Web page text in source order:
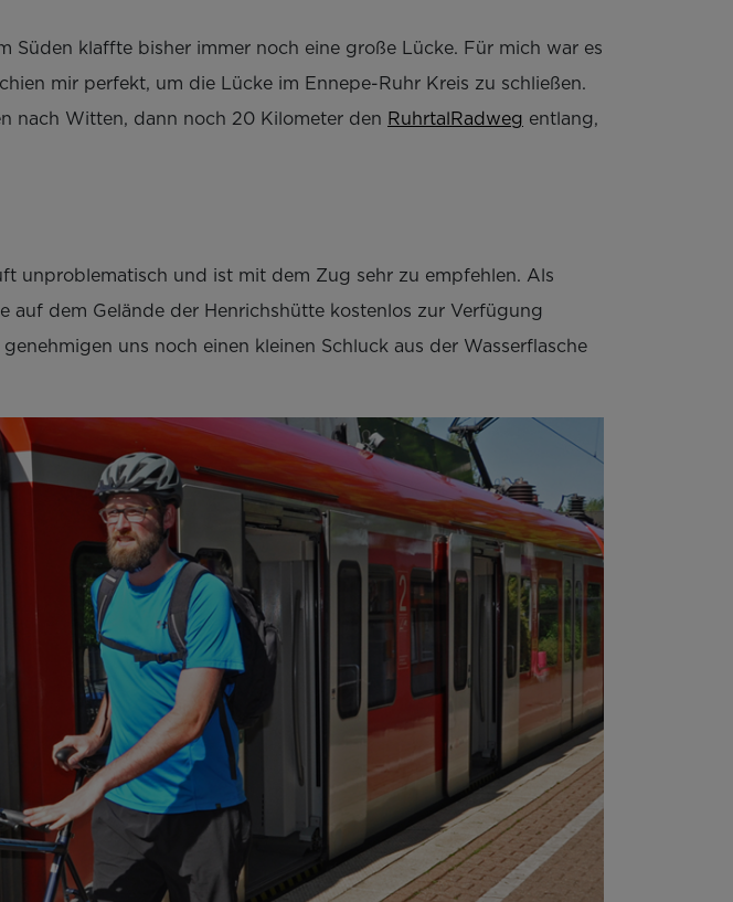
Süden klaffte bisher immer noch eine große Lücke. Für mich war es
mir perfekt, um die Lücke im Ennepe-Ruhr Kreis zu schließen.
nach Witten, dann noch 20 Kilometer den RuhrtalRadweg entlang,
unproblematisch und ist mit dem Zug sehr zu empfehlen. Als
dem Gelände der Henrichshütte kostenlos zur Verfügung
uns noch einen kleinen Schluck aus der Wasserflasche